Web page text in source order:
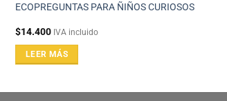
ECOPREGUNTAS PARA ÑIÑOS CURIOSOS
$14.400 IVA incluido
LEER MÁS